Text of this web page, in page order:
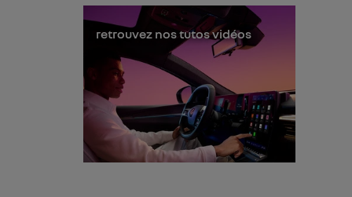
retrouvez nos tutos vidéos